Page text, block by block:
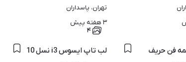
تهران، پاسداران
۳ هفته پیش
فن حریف
۴
لب تاپ ایسوس i3 نسل 10